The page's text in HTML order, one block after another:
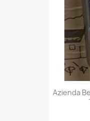
Azienda